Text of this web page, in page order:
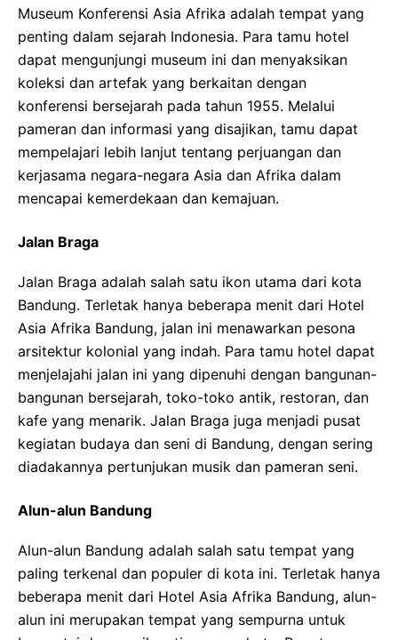
Museum Konferensi Asia Afrika adalah tempat yang
penting dalam sejarah Indonesia. Para tamu hotel
dapat mengunjungi museum ini dan menyaksikan
koleksi dan artefak yang berkaitan dengan
konferensi bersejarah pada tahun 1955. Melalui
pameran dan informasi yang disajikan, tamu dapat
mempelajari lebih lanjut tentang perjuangan dan
kerjasama negara-negara Asia dan Afrika dalam
mencapai kemerdekaan dan kemajuan.
Jalan Braga
Jalan Braga adalah salah satu ikon utama dari kota
Bandung. Terletak hanya beberapa menit dari Hotel
Asia Afrika Bandung, jalan ini menawarkan pesona
arsitektur kolonial yang indah. Para tamu hotel dapat
menjelajahi jalan ini yang dipenuhi dengan bangunan-
bangunan bersejarah, toko-toko antik, restoran, dan
kafe yang menarik. Jalan Braga juga menjadi pusat
kegiatan budaya dan seni di Bandung, dengan sering
diadakannya pertunjukan musik dan pameran seni.
Alun-alun Bandung
Alun-alun Bandung adalah salah satu tempat yang
paling terkenal dan populer di kota ini. Terletak hanya
beberapa menit dari Hotel Asia Afrika Bandung, alun-
alun ini merupakan tempat yang sempurna untuk